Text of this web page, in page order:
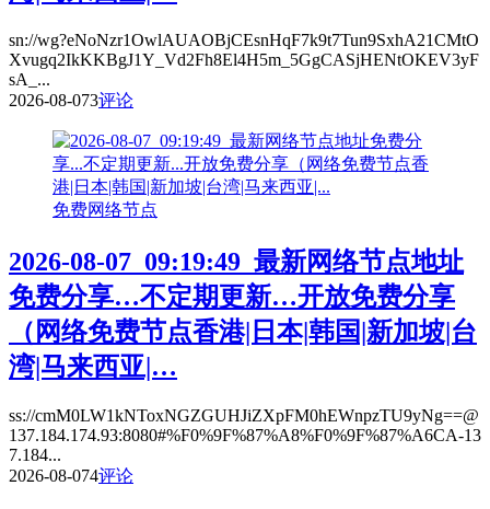
sn://wg?eNoNzr1OwlAUAOBjCEsnHqF7k9t7Tun9SxhA21CMtO
Xvugq2IkKKBgJ1Y_Vd2Fh8El4H5m_5GgCASjHENtOKEV3yF
sA_...
2026-08-073评论
免费网络节点
2026-08-07_09:19:49_最新网络节点地址
免费分享…不定期更新…开放免费分享
（网络免费节点香港|日本|韩国|新加坡|台
湾|马来西亚|…
ss://cmM0LW1kNToxNGZGUHJiZXpFM0hEWnpzTU9yNg==@
137.184.174.93:8080#%F0%9F%87%A8%F0%9F%87%A6CA-13
7.184...
2026-08-074评论